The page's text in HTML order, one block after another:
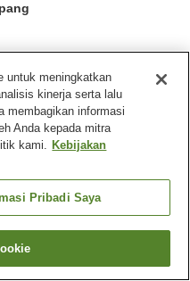
Kanazawa
untuk meningkatkan
kinerja serta lalu
membagikan informasi
Anda kepada mitra
kami. Kebijakan
Pribadi Saya